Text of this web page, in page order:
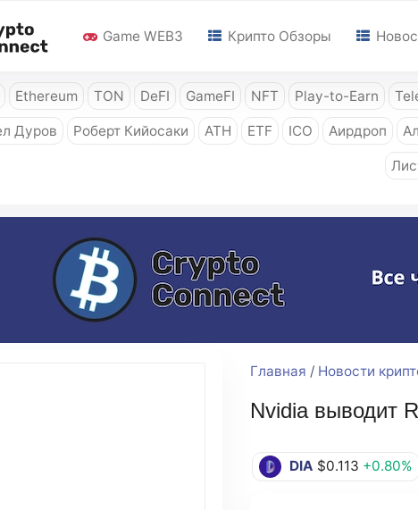
Game WEB3 Крипто Обзоры
Ethereum TON DeFI GameFI NFT Play-to-Earn
Дуров Роберт Кийосаки ATH ETF ICO Аирдроп
Главная / Новости
Nvidia выводит
DIA $0.113 +0.80%